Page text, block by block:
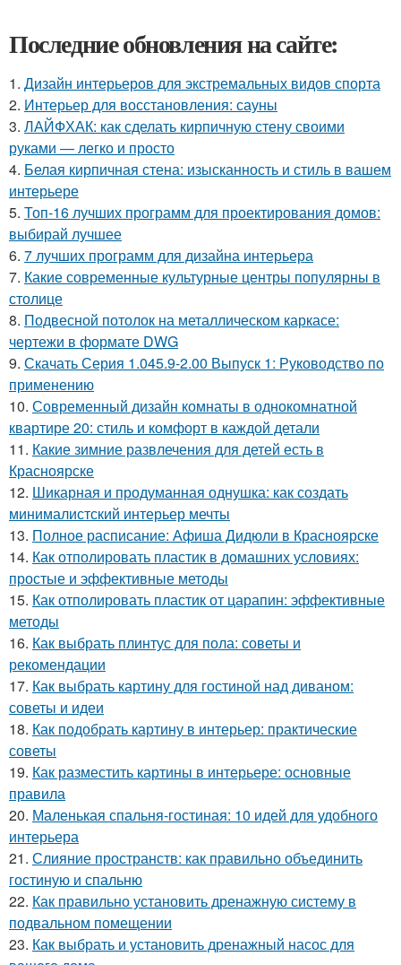
Последние обновления на сайте:
1. Дизайн интерьеров для экстремальных видов спорта
2. Интерьер для восстановления: сауны
3. ЛАЙФХАК: как сделать кирпичную стену своими
руками — легко и просто
4. Белая кирпичная стена: изысканность и стиль в вашем
интерьере
5. Топ-16 лучших программ для проектирования домов:
выбирай лучшее
6. 7 лучших программ для дизайна интерьера
7. Какие современные культурные центры популярны в
столице
8. Подвесной потолок на металлическом каркасе:
чертежи в формате DWG
9. Скачать Серия 1.045.9-2.00 Выпуск 1: Руководство по
применению
10. Современный дизайн комнаты в однокомнатной
квартире 20: стиль и комфорт в каждой детали
11. Какие зимние развлечения для детей есть в
Красноярске
12. Шикарная и продуманная однушка: как создать
минималистский интерьер мечты
13. Полное расписание: Афиша Дидюли в Красноярске
14. Как отполировать пластик в домашних условиях:
простые и эффективные методы
15. Как отполировать пластик от царапин: эффективные
методы
16. Как выбрать плинтус для пола: советы и
рекомендации
17. Как выбрать картину для гостиной над диваном:
советы и идеи
18. Как подобрать картину в интерьер: практические
советы
19. Как разместить картины в интерьере: основные
правила
20. Маленькая спальня-гостиная: 10 идей для удобного
интерьера
21. Слияние пространств: как правильно объединить
гостиную и спальню
22. Как правильно установить дренажную систему в
подвальном помещении
23. Как выбрать и установить дренажный насос для